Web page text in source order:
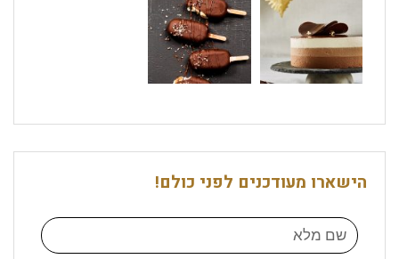
הישארו מעודכנים לפני כולם!